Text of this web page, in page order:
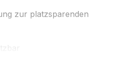
zur platzsparenden